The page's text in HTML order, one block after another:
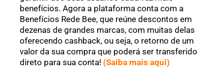
benefícios. Agora a plataforma conta com a
Benefícios Rede Bee, que reúne descontos em
dezenas de grandes marcas, com muitas delas
oferecendo cashback, ou seja, o retorno de um
valor da sua compra que poderá ser transferido
direto para sua conta! (Saiba mais aqui)